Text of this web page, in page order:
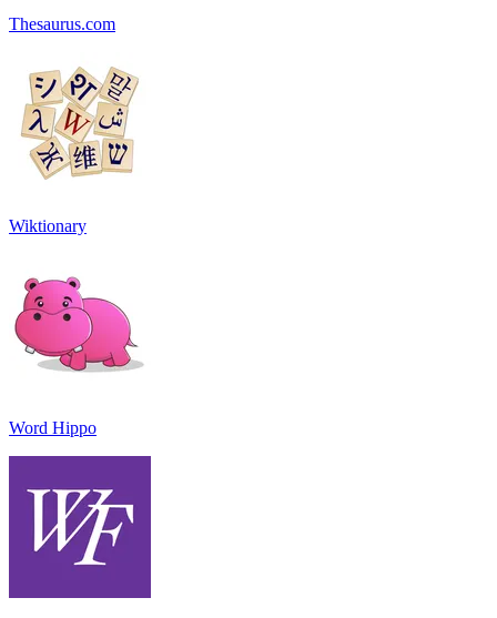
Thesaurus.com
Wiktionary
Word Hippo